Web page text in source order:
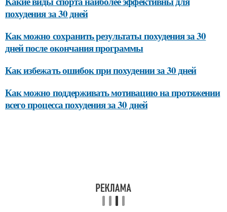
похудения за 30 дней
Как можно сохранить результаты похудения за 30
дней после окончания программы
Как избежать ошибок при похудении за 30 дней
Как можно поддерживать мотивацию на протяжении
всего процесса похудения за 30 дней